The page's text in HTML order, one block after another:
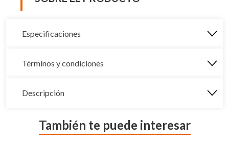
Especificaciones
Términos y condiciones
Descripción
También te puede interesar